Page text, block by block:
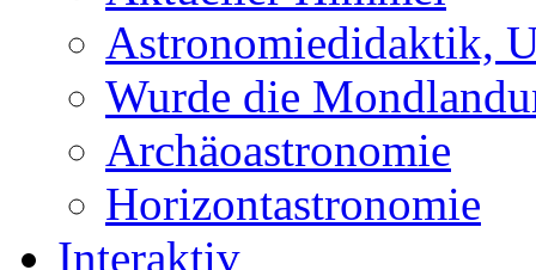
Astronomiedidaktik,
Wurde die
Archäoastronomie
Horizontastronomie
Interaktiv